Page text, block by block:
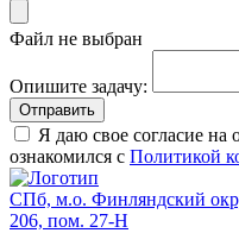
Файл не выбран
Опишите задачу:
Отправить
Я даю свое согласие на
ознакомился с Политикой
СПб, м.о. Финляндский
206, пом. 27-Н